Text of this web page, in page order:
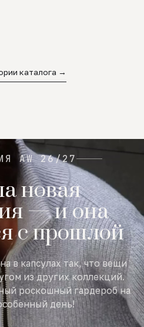
каталога →
AW 26/27
новая
— и она
с прошлой
в капсулах так, что вещи
из других коллекций.
роскошный гардероб на
день!